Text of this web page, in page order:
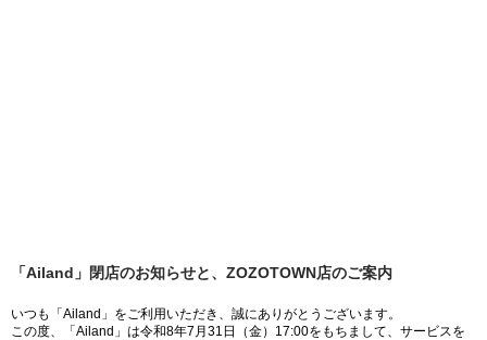
「Ailand」閉店のお知らせと、ZOZOTOWN店のご案内
いつも「Ailand」をご利用いただき、誠にありがとうございます。
この度、「Ailand」は令和8年7月31日（金）17:00をもちまして、サービスを